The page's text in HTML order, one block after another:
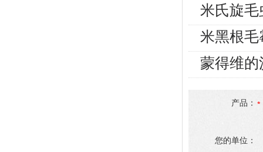
米氏旋
米黑根
蒙得维
产品：
您的单位：